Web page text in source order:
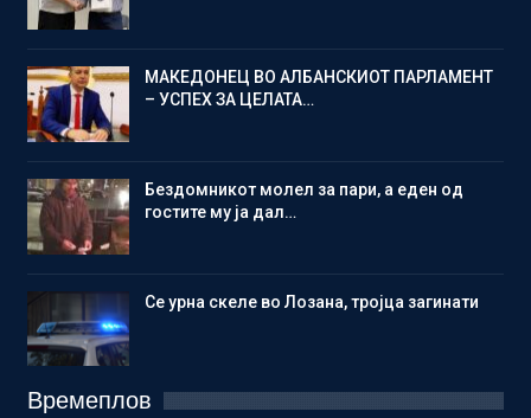
МАКЕДОНЕЦ ВО АЛБАНСКИОТ ПАРЛАМЕНТ
– УСПЕХ ЗА ЦЕЛАТА…
Бездомникот молел за пари, а еден од
гостите му ја дал…
Се урна скеле во Лозана, тројца загинати
Времеплов